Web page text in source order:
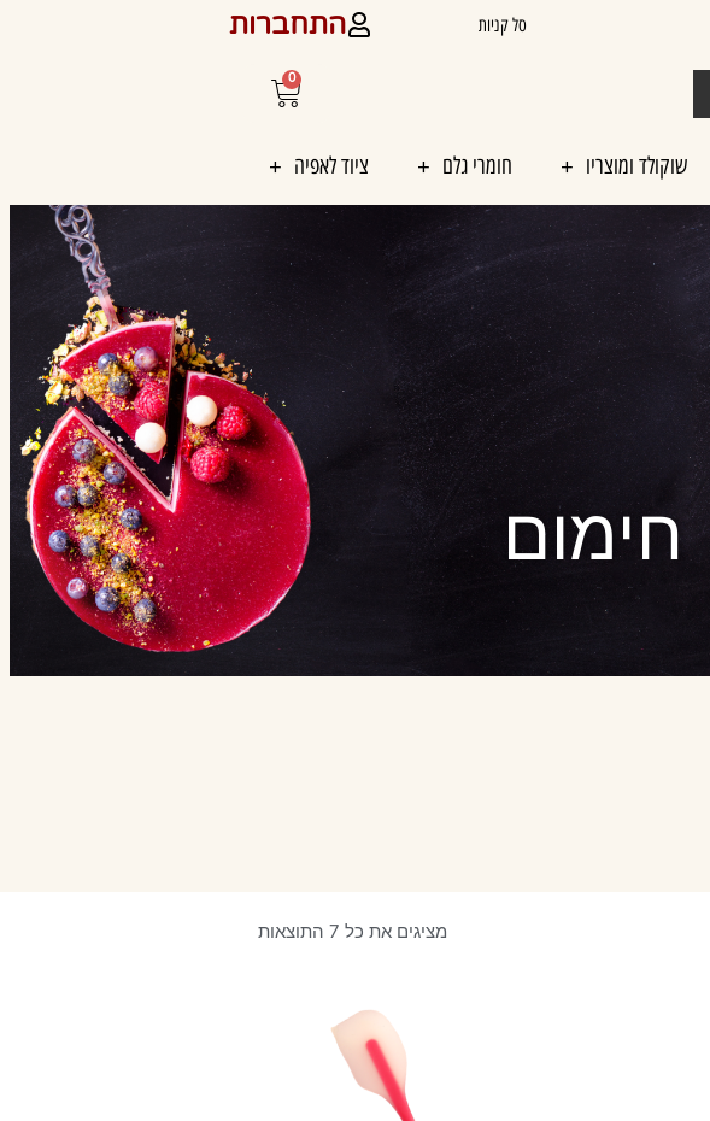
סל קניות התחברות
0
עגלת
קניות
שוקולד ומוצריו חומרי גלם ציוד לאפיה
חימום
מציגים את כל ⁦7⁩ התוצאות